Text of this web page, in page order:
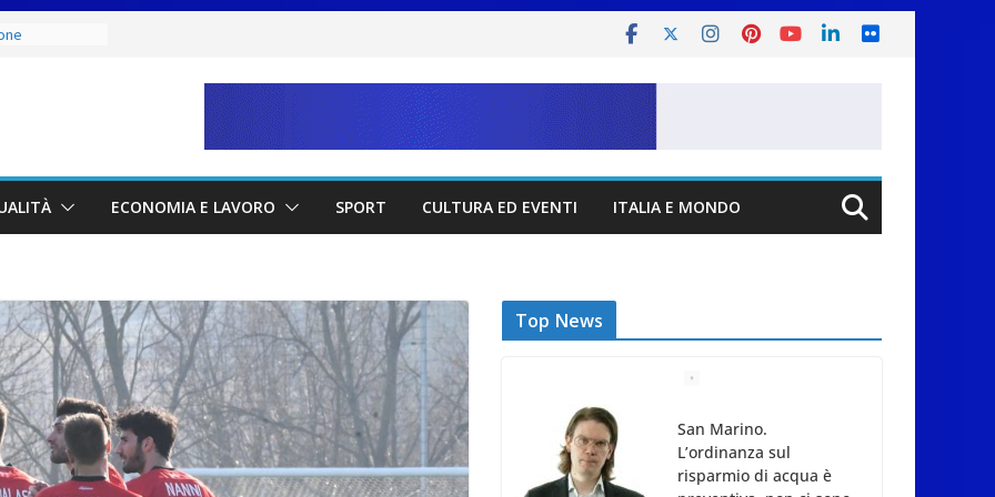
San
risparmio di
sono
sul
la proposta ai
dal rogo di
vittime e la
tutela del
ECONOMIA E LAVORO SPORT CULTURA ED EVENTI ITALIA E MONDO
Top News
San Marino.
L’ordinanza sul
risparmio di acqua è